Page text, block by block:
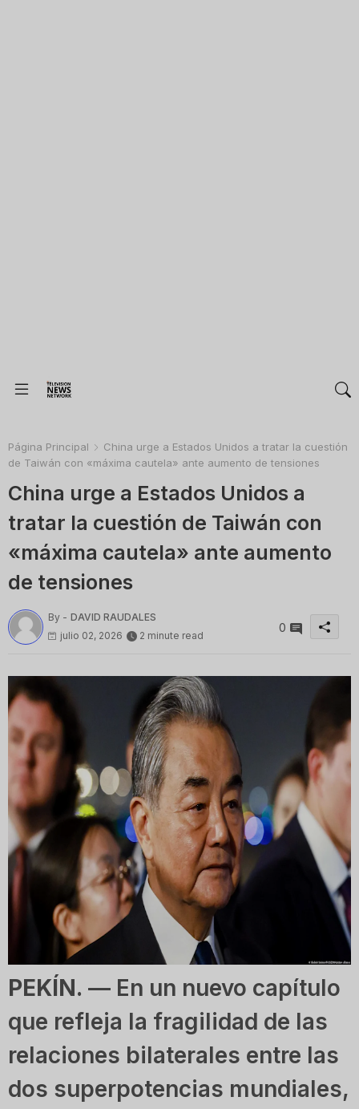
Página Principal
China urge a Estados Unidos a tratar la cuestión
de Taiwán con «máxima cautela» ante aumento de tensiones
China urge a Estados Unidos a
tratar la cuestión de Taiwán con
«máxima cautela» ante aumento
de tensiones
By - DAVID RAUDALES
julio 02, 2026
2 minute read
0
PEKÍN. — En un nuevo capítulo
que refleja la fragilidad de las
relaciones bilaterales entre las
dos superpotencias mundiales,